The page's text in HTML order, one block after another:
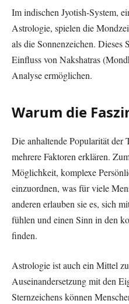
Im indischen Jyotish-System,
Astrologie, spielen die
als die Sonnenzeichen. Dieses
Einfluss von Nakshatras
Analyse ermöglichen.
Warum die
Die anhaltende Popularität der
mehrere Faktoren erklären.
Möglichkeit, komplexe
einzuordnen, was für viele
anderen erlauben sie es, sich
fühlen und einen Sinn in den
finden.
Astrologie ist auch ein Mittel
Auseinandersetzung mit den
Sternzeichens können